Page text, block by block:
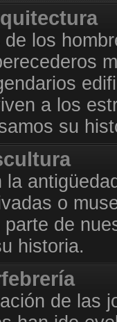
los
a los
su
la
o
de
historia.
de las